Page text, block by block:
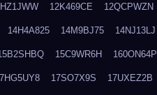
12K469CE 12QCPWZN
14H4A825 14M9BJ75 14NJ13LJ
15C9WR6H 160ON64P
17SO7X9S 17UXEZ2B